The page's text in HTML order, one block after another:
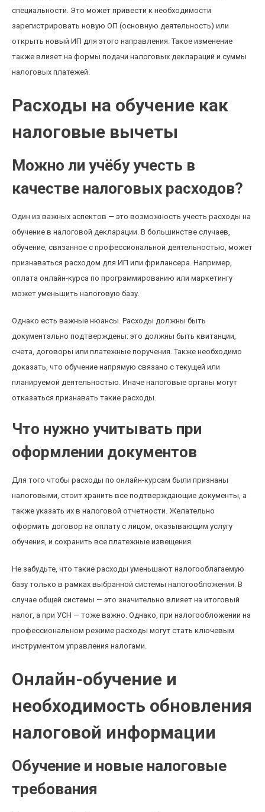
специальности. Это может привести к необходимости
зарегистрировать новую ОП (основную деятельность) или
открыть новый ИП для этого направления. Такое изменение
также влияет на формы подачи налоговых деклараций и суммы
налоговых платежей.
Расходы на обучение как
налоговые вычеты
Можно ли учёбу учесть в
качестве налоговых расходов?
Один из важных аспектов — это возможность учесть расходы на
обучение в налоговой декларации. В большинстве случаев,
обучение, связанное с профессиональной деятельностью, может
признаваться расходом для ИП или фрилансера. Например,
оплата онлайн-курса по программированию или маркетингу
может уменьшить налоговую базу.
Однако есть важные нюансы. Расходы должны быть
документально подтверждены: это должны быть квитанции,
счета, договоры или платежные поручения. Также необходимо
доказать, что обучение напрямую связано с текущей или
планируемой деятельностью. Иначе налоговые органы могут
отказаться признавать такие расходы.
Что нужно учитывать при
оформлении документов
Для того чтобы расходы по онлайн-курсам были признаны
налоговыми, стоит хранить все подтверждающие документы, а
также указать их в налоговой отчетности. Желательно
оформить договор на оплату с лицом, оказывающим услугу
обучения, и сохранить все платежные извещения.
Не забудьте, что такие расходы уменьшают налогооблагаемую
базу только в рамках выбранной системы налогообложения. В
случае общей системы — это значительно влияет на итоговый
налог, а при УСН — тоже важно. Однако, при налогообложении на
профессиональном режиме расходы могут стать ключевым
инструментом управления налогами.
Онлайн-обучение и
необходимость обновления
налоговой информации
Обучение и новые налоговые
требования